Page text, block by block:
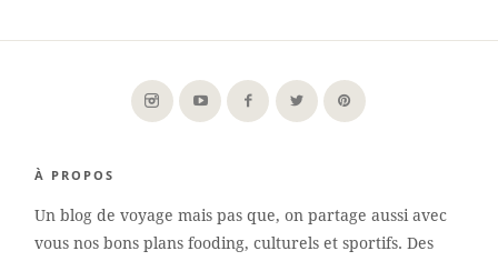
À PROPOS
Un blog de voyage mais pas que, on partage aussi avec
vous nos bons plans fooding, culturels et sportifs. Des